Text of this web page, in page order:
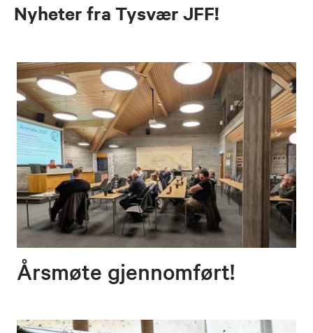
Nyheter fra Tysvær JFF!
Årsmøte gjennomført!